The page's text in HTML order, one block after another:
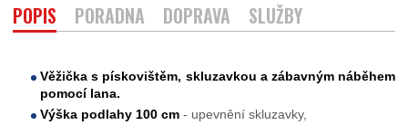
POPIS PORADNA DOPRAVA SLUŽBY
Věžička s pískovištěm, skluzavkou a zábavným náběhem
pomocí lana.
Výška podlahy 100 cm - upevnění skluzavky,